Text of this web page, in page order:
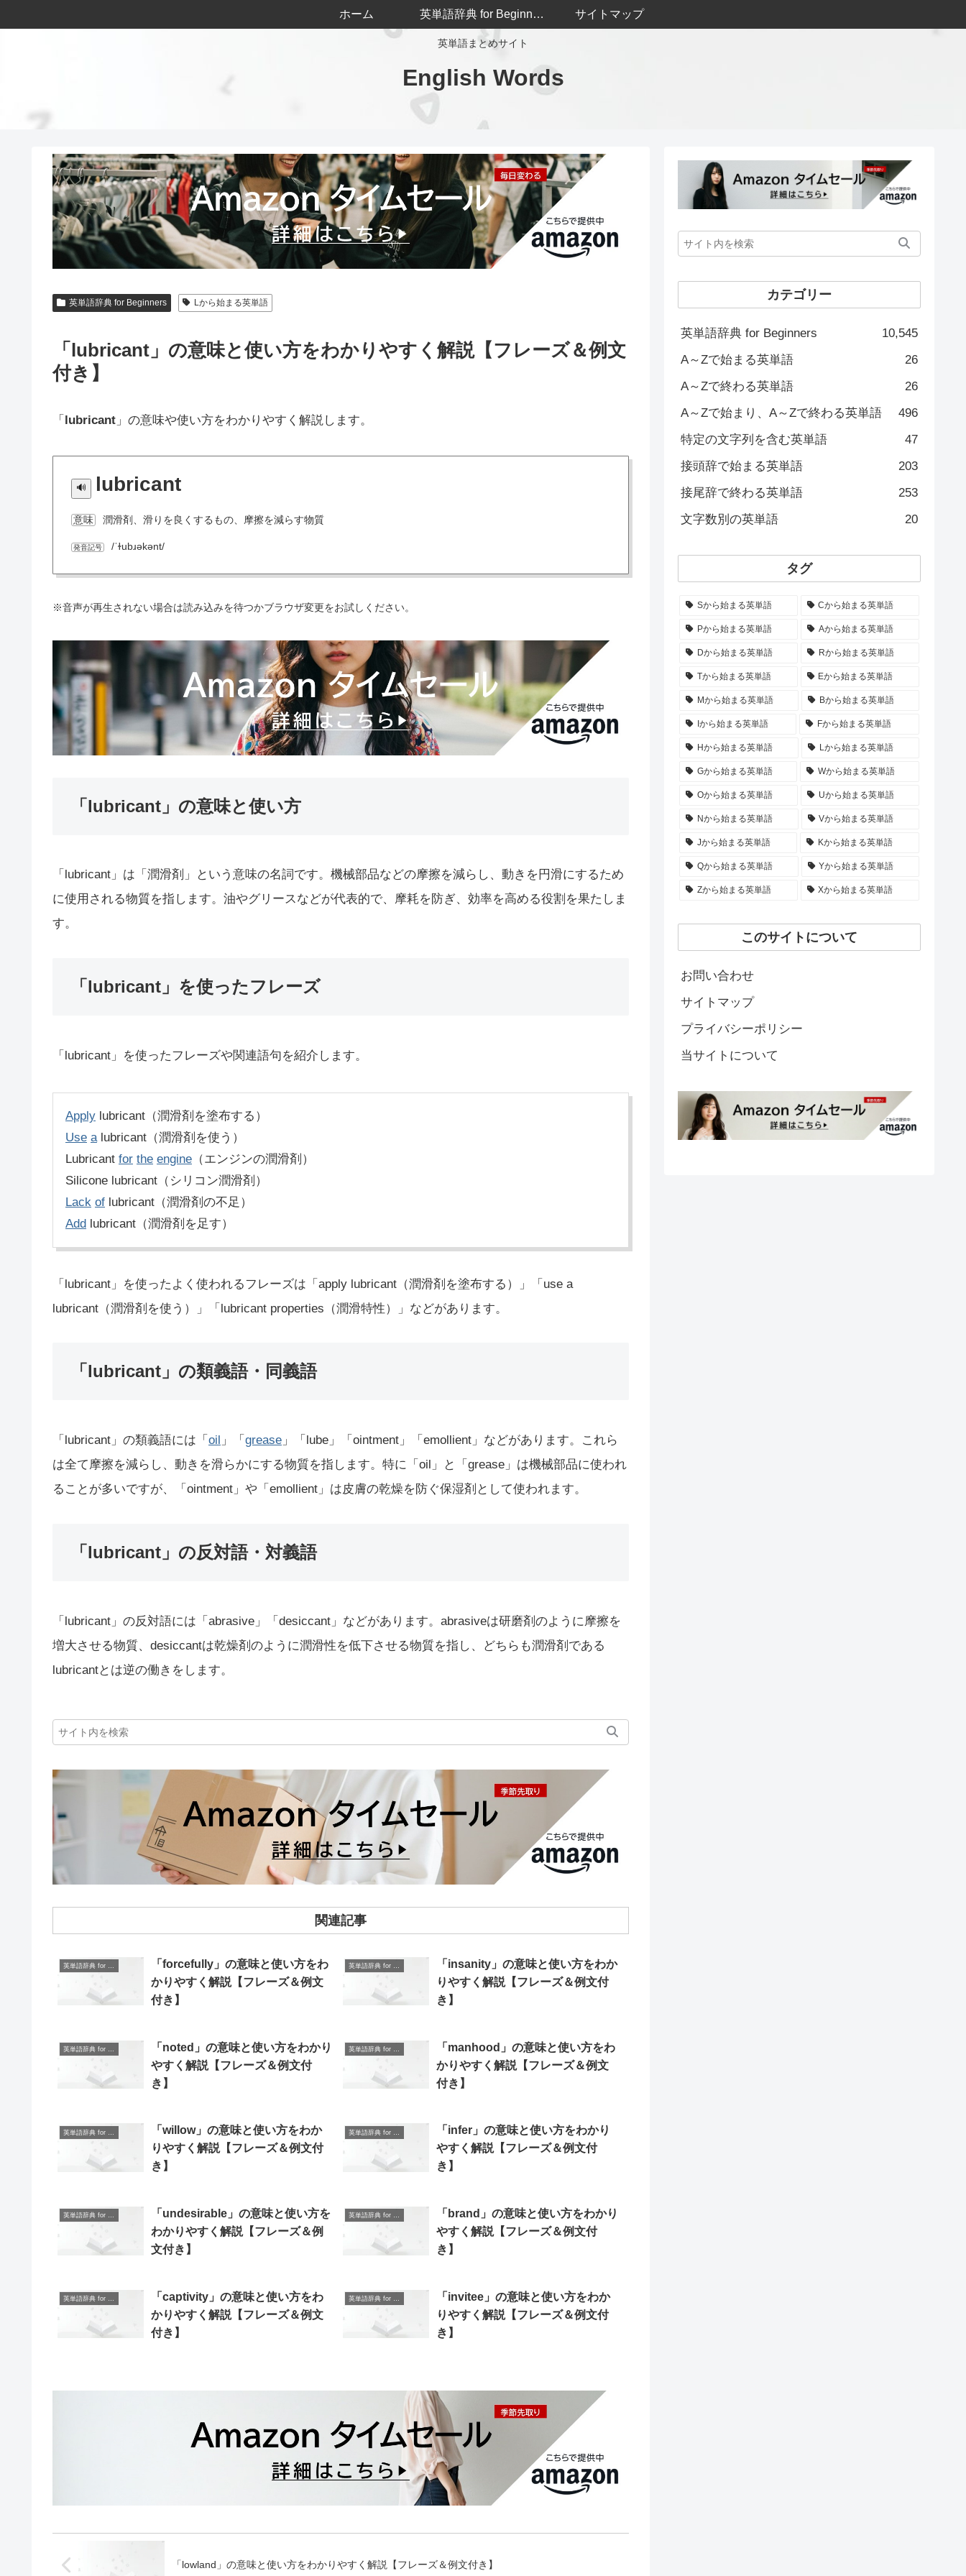
英単語まとめサイト
English Words
ホーム 英単語辞典 for Beginners サイトマップ
英単語辞典 for Beginners Lから始まる英単語
「lubricant」の意味と使い方をわかりやすく解説【フレーズ＆例文
付き】
「 lubricant 」の意味や使い方をわかりやすく解説します。
lubricant
意味 潤滑剤、滑りを良くするもの、摩擦を減らす物質
発音記号 /ˈɫubɹəkənt/
※音声が再生されない場合は読み込みを待つかブラウザ変更をお試しください。
「lubricant」の意味と使い方
「lubricant」は「潤滑剤」という意味の名詞です。機械部品などの摩擦を減らし、動きを円滑にするため
に使用される物質を指します。油やグリースなどが代表的で、摩耗を防ぎ、効率を高める役割を果たしま
す。
「lubricant」を使ったフレーズ
「lubricant」を使ったフレーズや関連語句を紹介します。
Apply lubricant（潤滑剤を塗布する）
Use alubricant（潤滑剤を使う）
Lubricant for the engine （エンジンの潤滑剤）
Silicone lubricant（シリコン潤滑剤）
Lack of lubricant（潤滑剤の不足）
Add lubricant（潤滑剤を足す）
「lubricant」を使ったよく使われるフレーズは「apply lubricant（潤滑剤を塗布する）」「use a
lubricant（潤滑剤を使う）」「lubricant properties（潤滑特性）」などがあります。
「lubricant」の類義語・同義語
「lubricant」の類義語には「 oil 」「 grease 」「lube」「ointment」「emollient」などがあります。これら
は全て摩擦を減らし、動きを滑らかにする物質を指します。特に「oil」と「grease」は機械部品に使われ
ることが多いですが、「ointment」や「emollient」は皮膚の乾燥を防ぐ保湿剤として使われます。
「lubricant」の反対語・対義語
「lubricant」の反対語には「abrasive」「desiccant」などがあります。abrasiveは研磨剤のように摩擦を
増大させる物質、desiccantは乾燥剤のように潤滑性を低下させる物質を指し、どちらも潤滑剤である
lubricantとは逆の働きをします。
関連記事
「forcefully」の意味と使い方をわ
かりやすく解説【フレーズ＆例文
付き】
「insanity」の意味と使い方をわか
りやすく解説【フレーズ＆例文付
き】
「noted」の意味と使い方をわかり
やすく解説【フレーズ＆例文付
き】
「manhood」の意味と使い方をわ
かりやすく解説【フレーズ＆例文
付き】
「willow」の意味と使い方をわか
りやすく解説【フレーズ＆例文付
き】
「infer」の意味と使い方をわかり
やすく解説【フレーズ＆例文付
き】
英単語辞典 for Beginners
「undesirable」の意味と使い方を
わかりやすく解説【フレーズ＆例
文付き】
英単語辞典 for Beginners
「brand」の意味と使い方をわかり
やすく解説【フレーズ＆例文付
き】
英単語辞典 for Beginners
「captivity」の意味と使い方をわ
かりやすく解説【フレーズ＆例文
付き】
英単語辞典 for Beginners
「invitee」の意味と使い方をわか
りやすく解説【フレーズ＆例文付
き】
「lowland」の意味と使い方をわかりやすく解説【フレーズ＆例文付き】
カテゴリー
英単語辞典 for Beginners
10,545
A～Zで始まる英単語
26
A～Zで終わる英単語
26
A～Zで始まり、A～Zで終わる英単語
496
特定の文字列を含む英単語
47
接頭辞で始まる英単語
203
接尾辞で終わる英単語
253
文字数別の英単語
20
タグ
Sから始まる英単語 Cから始まる英単語
Pから始まる英単語 Aから始まる英単語
Dから始まる英単語 Rから始まる英単語
Tから始まる英単語 Eから始まる英単語
Mから始まる英単語 Bから始まる英単語
Iから始まる英単語 Fから始まる英単語
Hから始まる英単語 Lから始まる英単語
Gから始まる英単語 Wから始まる英単語
Oから始まる英単語 Uから始まる英単語
Nから始まる英単語 Vから始まる英単語
Jから始まる英単語 Kから始まる英単語
Qから始まる英単語 Yから始まる英単語
Zから始まる英単語 Xから始まる英単語
このサイトについて
お問い合わせ
サイトマップ
プライバシーポリシー
当サイトについて